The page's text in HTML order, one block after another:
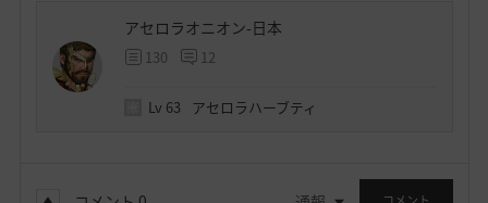
アセロラオニオン-日本
130 12
Lv 63 アセロラハーブティ